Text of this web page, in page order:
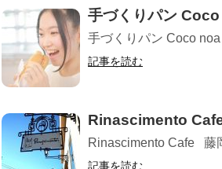
手づくりパン
手づくりパン Coco
記事を読む
Rinascimento
Rinascimento Cafe 藤
記事を読む